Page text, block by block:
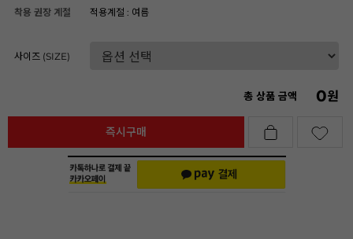
착용 권장 계절 적용계절 : 여름
사이즈 (SIZE)
총 상품 금액 0원
즉시구매